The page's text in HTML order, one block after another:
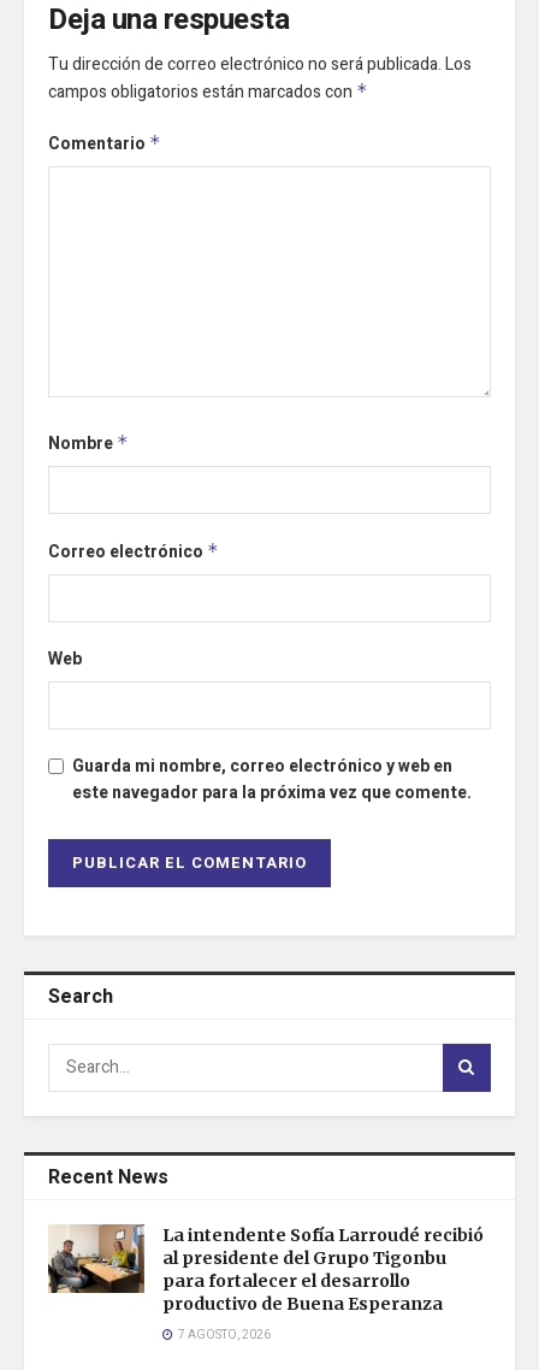
Deja una respuesta
Tu dirección de correo electrónico no será publicada.Los
campos obligatorios están marcados con *
Comentario *
Nombre *
Correo electrónico *
Web
Guarda mi nombre, correo electrónico y web en
este navegador para la próxima vez que comente.
Search
Recent News
La intendente Sofía Larroudé recibió
al presidente del Grupo Tigonbu
para fortalecer el desarrollo
productivo de Buena Esperanza
7 AGOSTO, 2026